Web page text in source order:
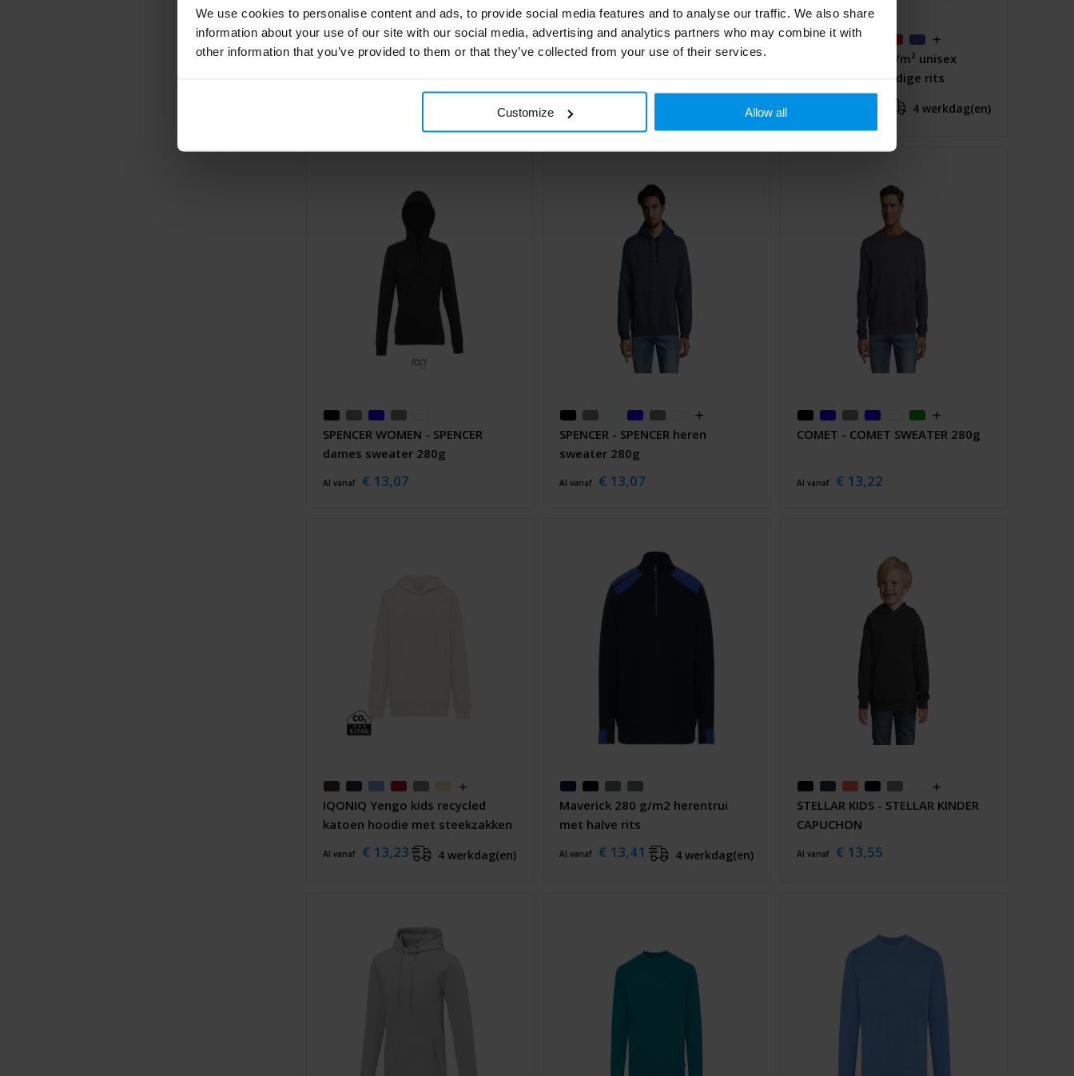
We use cookies to personalise content and ads, to provide social media features and to analyse our traffic. We also share
information about your use of our site with our social media, advertising and analytics partners who may combine it with
other information that you’ve provided to them or that they’ve collected from your use of their services.
Customize Allow all
CONDOR - CONDOR Unisex
Ulan 280 g/m² unisex sweater
Al vanaf 4 werkdag(en)
Montblanc 280 g/m² unisex
hoodie met volledige rits
4 werkdag(en)
SPENCER WOMEN - SPENCER
dames sweater 280g
Al vanaf € 13,07
SPENCER - SPENCER heren
sweater 280g
Al vanaf € 13,07
COMET - COMET SWEATER 280g
Al vanaf € 13,22
IQONIQ Yengo kids recycled
katoen hoodie met steekzakken
Al vanaf € 13,23 4 werkdag(en)
Maverick 280 g/m2 herentrui
met halve rits
Al vanaf € 13,41 4 werkdag(en)
STELLAR KIDS - STELLAR KINDER
CAPUCHON
Al vanaf € 13,55